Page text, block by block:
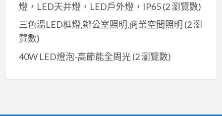
燈，LED天井燈，LED戶外燈，IP65(2 瀏覽數)
三色溫LED框燈,辦公室照明,商業空間照明 (2 瀏
覽數)
40W LED燈泡-高節能全周光(2 瀏覽數)